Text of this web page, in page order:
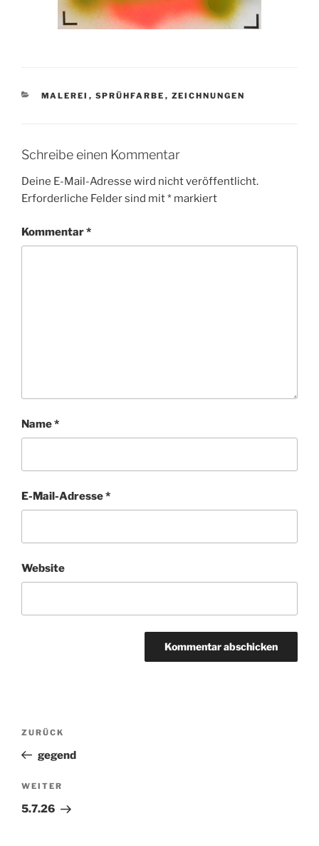
KATEGORIEN
MALEREI , SPRÜHFARBE , ZEICHNUNGEN
Schreibe einen Kommentar
Deine E-Mail-Adresse wird nicht veröffentlicht.
Erforderliche Felder sind mit* markiert
Kommentar*
Name*
E-Mail-Adresse*
Website
Beitragsnavigation
Vorheriger
Beitrag
ZURÜCK
gegend
Nächster
Beitrag
WEITER
5.7.26